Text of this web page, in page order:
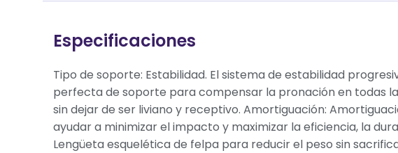
Especificaciones
Tipo de soporte: Estabilidad. El sistema de estabilidad
perfecta de soporte para compensar la pronación en todas
sin dejar de ser liviano y receptivo. Amortiguación:
ayudar a minimizar el impacto y maximizar la eficiencia, la
Lengüeta esquelética de felpa para reducir el peso sin